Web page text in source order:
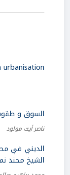
urbanisation
السوق و طقوس
ناصر أيت مولود
الديني في
الشيخ محند